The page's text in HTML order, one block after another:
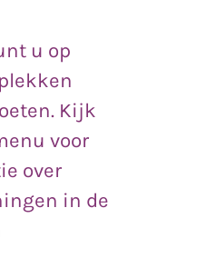
u op
Kijk
voor
over
in de